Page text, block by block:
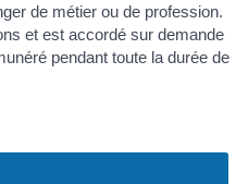
de métier ou de profession.
et est accordé sur demande
pendant toute la durée de